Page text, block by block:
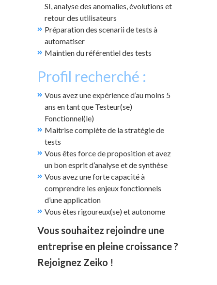
SI, analyse des anomalies, évolutions et
retour des utilisateurs
Préparation des scenarii de tests à
automatiser
Maintien du référentiel des tests
Profil recherché :
Vous avez une expérience d’au moins 5
ans en tant que Testeur(se)
Fonctionnel(le)
Maitrise complète de la stratégie de
tests
Vous êtes force de proposition et avez
un bon esprit d’analyse et de synthèse
Vous avez une forte capacité à
comprendre les enjeux fonctionnels
d’une application
Vous êtes rigoureux(se) et autonome
Vous souhaitez rejoindre une
entreprise en pleine croissance ?
Rejoignez Zeiko !